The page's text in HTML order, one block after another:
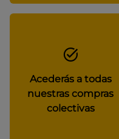
Acederás a todas
nuestras compras
colectivas